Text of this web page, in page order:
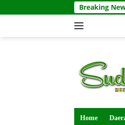
ke
Breaking
Home